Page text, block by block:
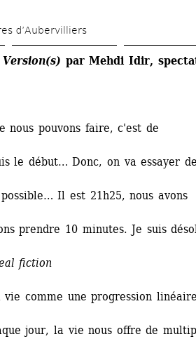
d’Aubervilliers
par Mehdi Idir,
nous pouvons faire, c'est de
le début… Donc, on va essayer
Il est 21h25, nous avons
prendre 10 minutes. Je suis
fiction
vie comme une progression
jour, la vie nous offre de